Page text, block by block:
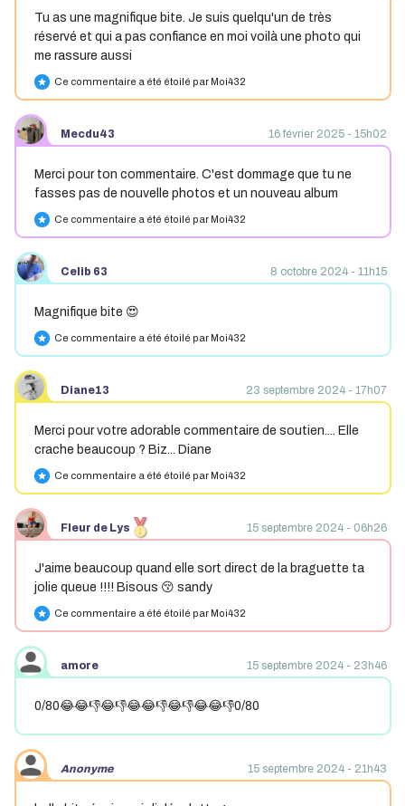
Tu as une magnifique bite. Je suis quelqu'un de très
réservé et qui a pas confiance en moi voilà une photo qui
me rassure aussi
star Ce commentaire a été étoilé par Moi432
Mecdu43 16 février 2025 - 15h02
Merci pour ton commentaire. C'est dommage que tu ne
fasses pas de nouvelle photos et un nouveau album
star Ce commentaire a été étoilé par Moi432
Celib 63 8 octobre 2024 - 11h15
Magnifique bite 😍
star Ce commentaire a été étoilé par Moi432
Diane13 23 septembre 2024 - 17h07
Merci pour votre adorable commentaire de soutien.... Elle
crache beaucoup ? Biz... Diane
star Ce commentaire a été étoilé par Moi432
Fleur de Lys 15 septembre 2024 - 06h26
J'aime beaucoup quand elle sort direct de la braguette ta
jolie queue !!!! Bisous 😚 sandy
star Ce commentaire a été étoilé par Moi432
amore 15 septembre 2024 - 23h46
0/80😂😂👎😂👎😂😂👎😂👎😂😂👎0/80
Anonyme 15 septembre 2024 - 21h43